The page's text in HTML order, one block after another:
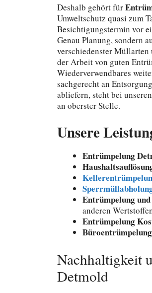
Deshalb gehört für
Umweltschutz quasi zum
Besichtigungstermin vor
Genau Planung, sondern
verschiedenster
der Arbeit von guten
Wiederverwendbares
sachgerecht an
abliefern, steht bei
an oberster Stelle.
Unsere
Entrümpelung
Entrümpelung
anderen
Entrümpelung
Nachhaltigkeit
Detmold